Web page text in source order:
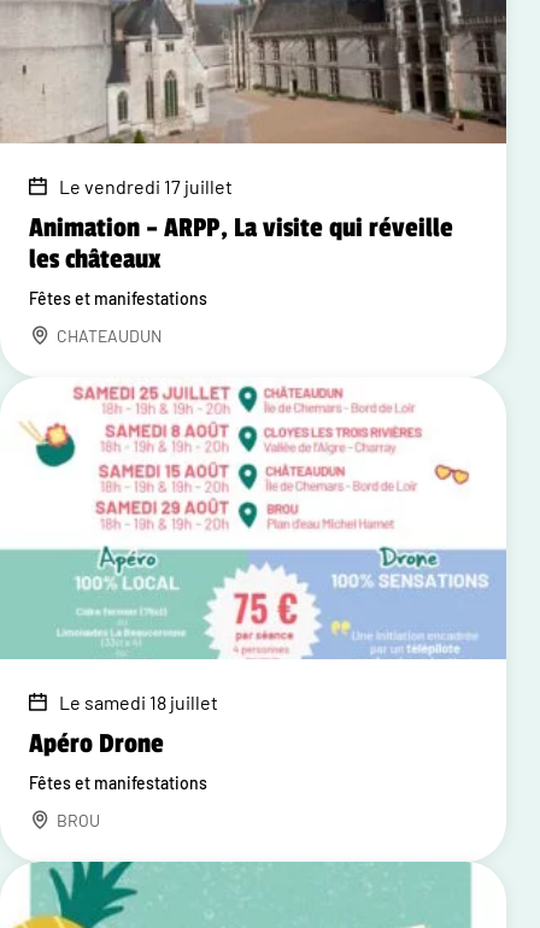
Le vendredi 17 juillet
Animation – ARPP, La visite qui réveille
les châteaux
Fêtes et manifestations
CHATEAUDUN
Le samedi 18 juillet
Apéro Drone
Fêtes et manifestations
BROU